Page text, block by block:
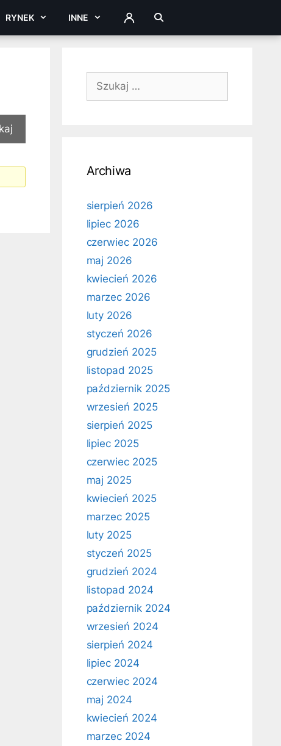
RYNEK INNE ZALOGUJ
Szukaj:
Archiwa
sierpień 2026
lipiec 2026
czerwiec 2026
maj 2026
kwiecień 2026
marzec 2026
luty 2026
styczeń 2026
grudzień 2025
listopad 2025
październik 2025
wrzesień 2025
sierpień 2025
lipiec 2025
czerwiec 2025
maj 2025
kwiecień 2025
marzec 2025
luty 2025
styczeń 2025
grudzień 2024
listopad 2024
październik 2024
wrzesień 2024
sierpień 2024
lipiec 2024
czerwiec 2024
maj 2024
kwiecień 2024
marzec 2024